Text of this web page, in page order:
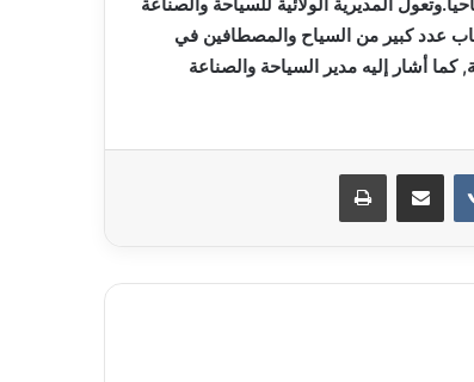
عدد كبير من السياح والمصطافين في
أشار إليه مدير السياحة والصناعة
مشاركة عبر البريد